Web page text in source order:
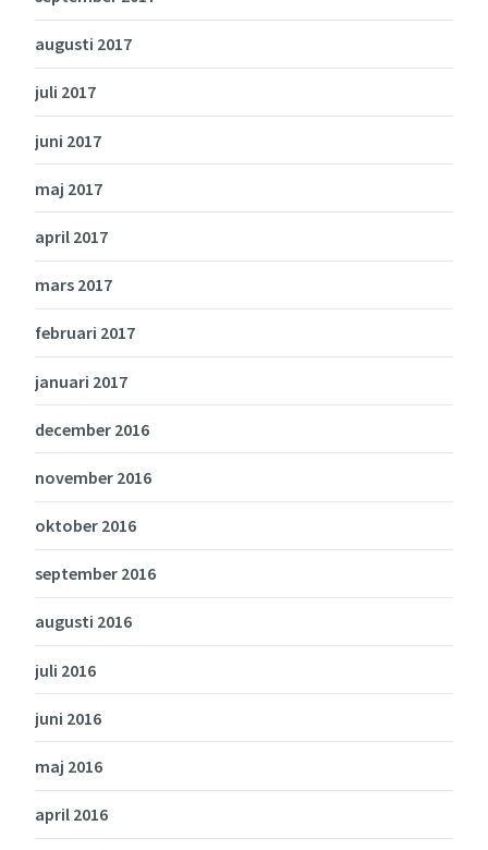
augusti 2017
juli 2017
juni 2017
maj 2017
april 2017
mars 2017
februari 2017
januari 2017
december 2016
november 2016
oktober 2016
september 2016
augusti 2016
juli 2016
juni 2016
maj 2016
april 2016